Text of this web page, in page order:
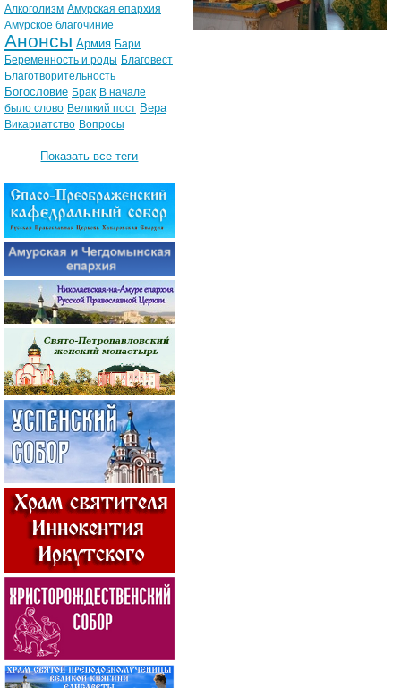
Алкоголизм Амурская епархия
Амурское благочиние
Анонсы Армия Бари
Беременность и роды Благовест
Благотворительность
Богословие Брак В начале
было слово Великий пост Вера
Викариатство Вопросы
Показать все теги